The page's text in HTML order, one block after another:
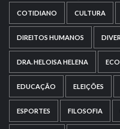
COTIDIANO CULTURA
DIREITOS HUMANOS
DRA. HELOISA HELENA
EDUCAÇÃO ELEIÇÕES
ESPORTES FILOSOFIA